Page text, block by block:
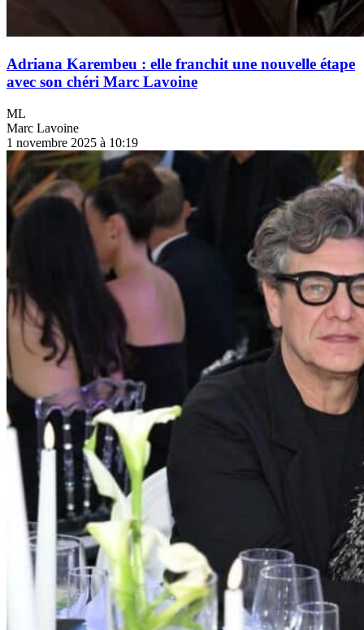
Adriana Karembeu : elle franchit une nouvelle étape
avec son chéri Marc Lavoine
ML
Marc Lavoine
1 novembre 2025 à 10:19